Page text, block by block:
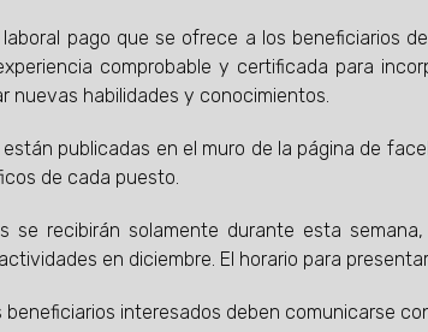
pago que se ofrece a los beneficiarios
comprobable y certificada para
nuevas habilidades y conocimientos.
publicadas en el muro de la página de
de cada puesto.
se recibirán solamente durante esta
en diciembre. El horario para
beneficiarios interesados deben comunicarse